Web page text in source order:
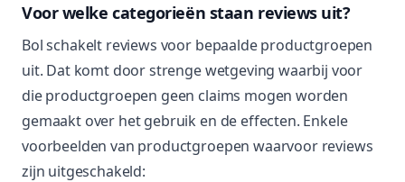
Voor welke categorieën staan reviews uit?
Bol schakelt reviews voor bepaalde productgroepen
uit. Dat komt door strenge wetgeving waarbij voor
die productgroepen geen claims mogen worden
gemaakt over het gebruik en de effecten. Enkele
voorbeelden van productgroepen waarvoor reviews
zijn uitgeschakeld: